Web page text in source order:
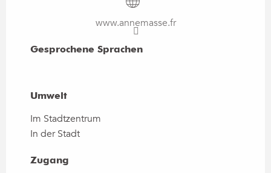
www.annemasse.fr
Gesprochene Sprachen
Gesprochene Sprachen
Umwelt
Umwelt
Im Stadtzentrum
In der Stadt
Zugang
Zugang